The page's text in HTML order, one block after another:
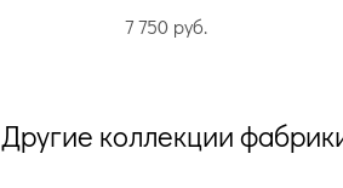
7 750 руб.
Другие коллекции